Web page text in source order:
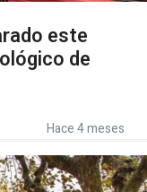
este
de
Hace 4 meses